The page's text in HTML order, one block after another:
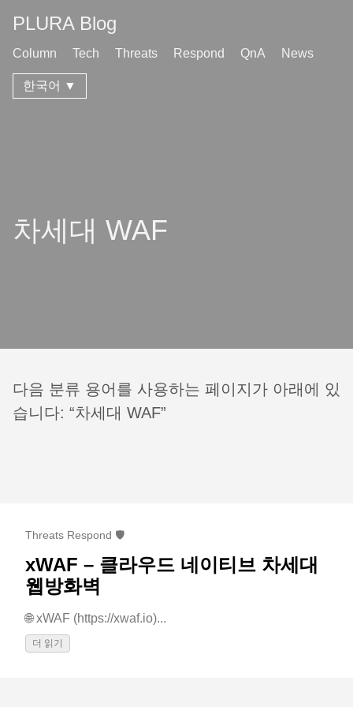
PLURA Blog
Column Tech Threats Respond QnA News
한국어 ▼
차세대 WAF
다음 분류 용어를 사용하는 페이지가 아래에 있
습니다: “차세대 WAF”
Threats Respond 🛡️
xWAF – 클라우드 네이티브 차세대
웹방화벽
🌐 xWAF (https://xwaf.io)...
더 읽기